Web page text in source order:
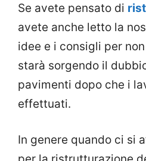
Se avete pensato di
avete anche letto la
idee e i consigli per
starà sorgendo il
pavimenti dopo che i
effettuati.
In genere quando ci si